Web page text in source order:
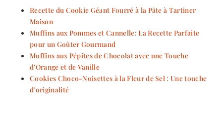
Recette du Cookie Géant Fourré à la Pâte à Tartiner
Maison
Muffins aux Pommes et Cannelle: La Recette Parfaite
pour un Goûter Gourmand
Muffins aux Pépites de Chocolat avec une Touche
d’Orange et de Vanille
Cookies Choco-Noisettes à la Fleur de Sel : Une touche
d’originalité